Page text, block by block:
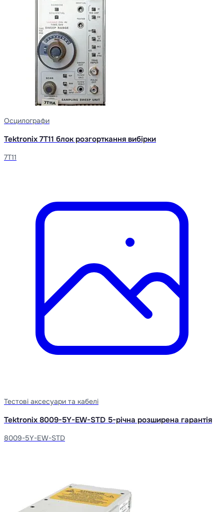
Осцилографи
Tektronix 7T11 блок розгорткання вибірки
7T11
Тестові аксесуари та кабелі
Tektronix 8009-5Y-EW-STD 5-річна розширена гарантія
8009-5Y-EW-STD